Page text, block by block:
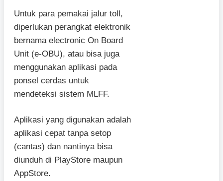
Untuk para pemakai jalur toll,
diperlukan perangkat elektronik
bernama electronic On Board
Unit (e-OBU), atau bisa juga
menggunakan aplikasi pada
ponsel cerdas untuk
mendeteksi sistem MLFF.
Aplikasi yang digunakan adalah
aplikasi cepat tanpa setop
(cantas) dan nantinya bisa
diunduh di PlayStore maupun
AppStore.